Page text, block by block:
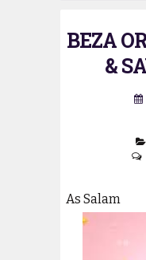
BEZA
&
As Salam